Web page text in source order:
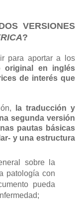
VERSIONES
?
para aportar a los
original en inglés
de interés que
la traducción y
segunda versión
pautas básicas
y una estructura
sobre la
patología con
pueda